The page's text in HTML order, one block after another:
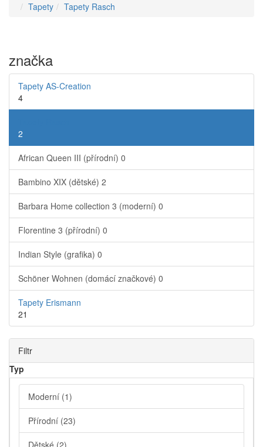
Tapety Tapety Rasch
značka
Tapety AS-Creation
4
2
African Queen III (přírodní) 0
Bambino XIX (dětské) 2
Barbara Home collection 3 (moderní) 0
Florentine 3 (přírodní) 0
Indian Style (grafika) 0
Schöner Wohnen (domácí značkové) 0
Tapety Erismann
21
Filtr
Typ
Moderní (1)
Přírodní (23)